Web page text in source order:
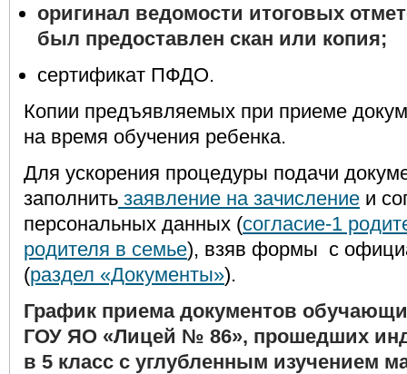
оригинал ведомости итоговых
был предоставлен скан или копия;
сертификат ПФДО.
Копии предъявляемых при приеме
на время обучения ребенка.
Для ускорения процедуры подачи
заполнить заявление на зачисление и
персональных данных (согласие-1
родителя в семье), взяв формы с
(раздел «Документы»).
График приема документов
ГОУ ЯО «Лицей № 86», прошедших
в 5 класс с углубленным изучением